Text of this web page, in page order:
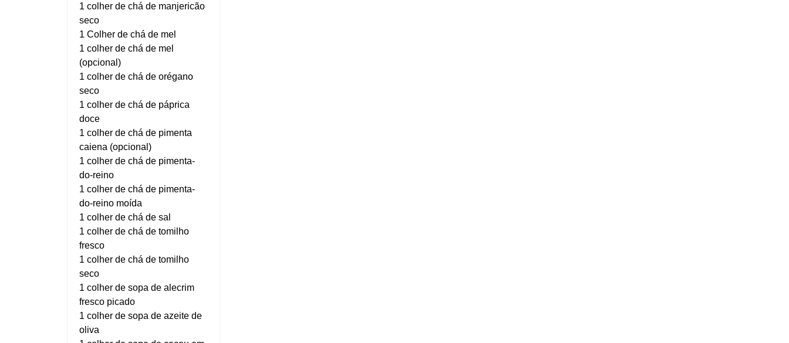
1 colher de chá de manjericão
seco
1 Colher de chá de mel
1 colher de chá de mel
(opcional)
1 colher de chá de orégano
seco
1 colher de chá de páprica
doce
1 colher de chá de pimenta
caiena (opcional)
1 colher de chá de pimenta-
do-reino
1 colher de chá de pimenta-
do-reino moída
1 colher de chá de sal
1 colher de chá de tomilho
fresco
1 colher de chá de tomilho
seco
1 colher de sopa de alecrim
fresco picado
1 colher de sopa de azeite de
oliva